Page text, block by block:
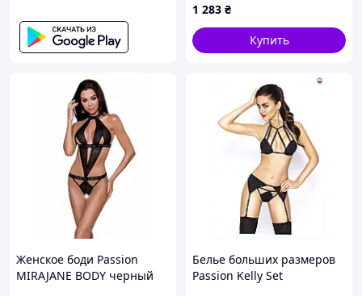
1 283 ₴
Купить
Женское боди Passion
MIRAJANE BODY черный
Белье больших размеров
Passion Kelly Set